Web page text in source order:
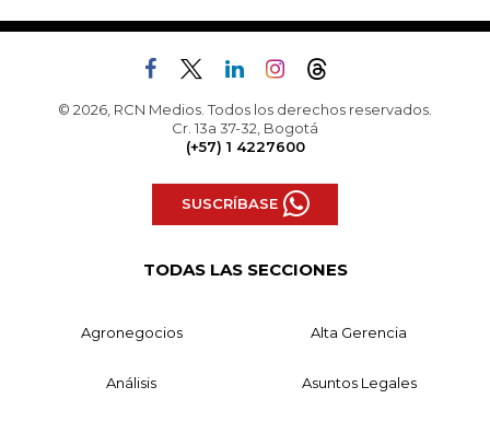
© 2026, RCN Medios. Todos los derechos reservados.
Cr. 13a 37-32, Bogotá
(+57) 1 4227600
SUSCRÍBASE
TODAS LAS SECCIONES
Agronegocios Alta Gerencia
Análisis Asuntos Legales